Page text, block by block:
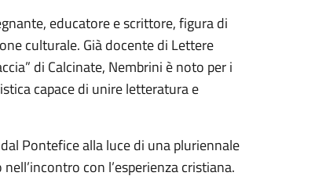
educatore e scrittore, figura di
culturale. Già docente di Lettere
di Calcinate, Nembrini è noto per i
capace di unire letteratura e
Pontefice alla luce di una pluriennale
con l’esperienza cristiana.